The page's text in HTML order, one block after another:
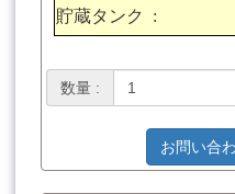
貯蔵タンク
:
数量 :
お問い合